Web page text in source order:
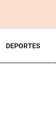
DEPORTES